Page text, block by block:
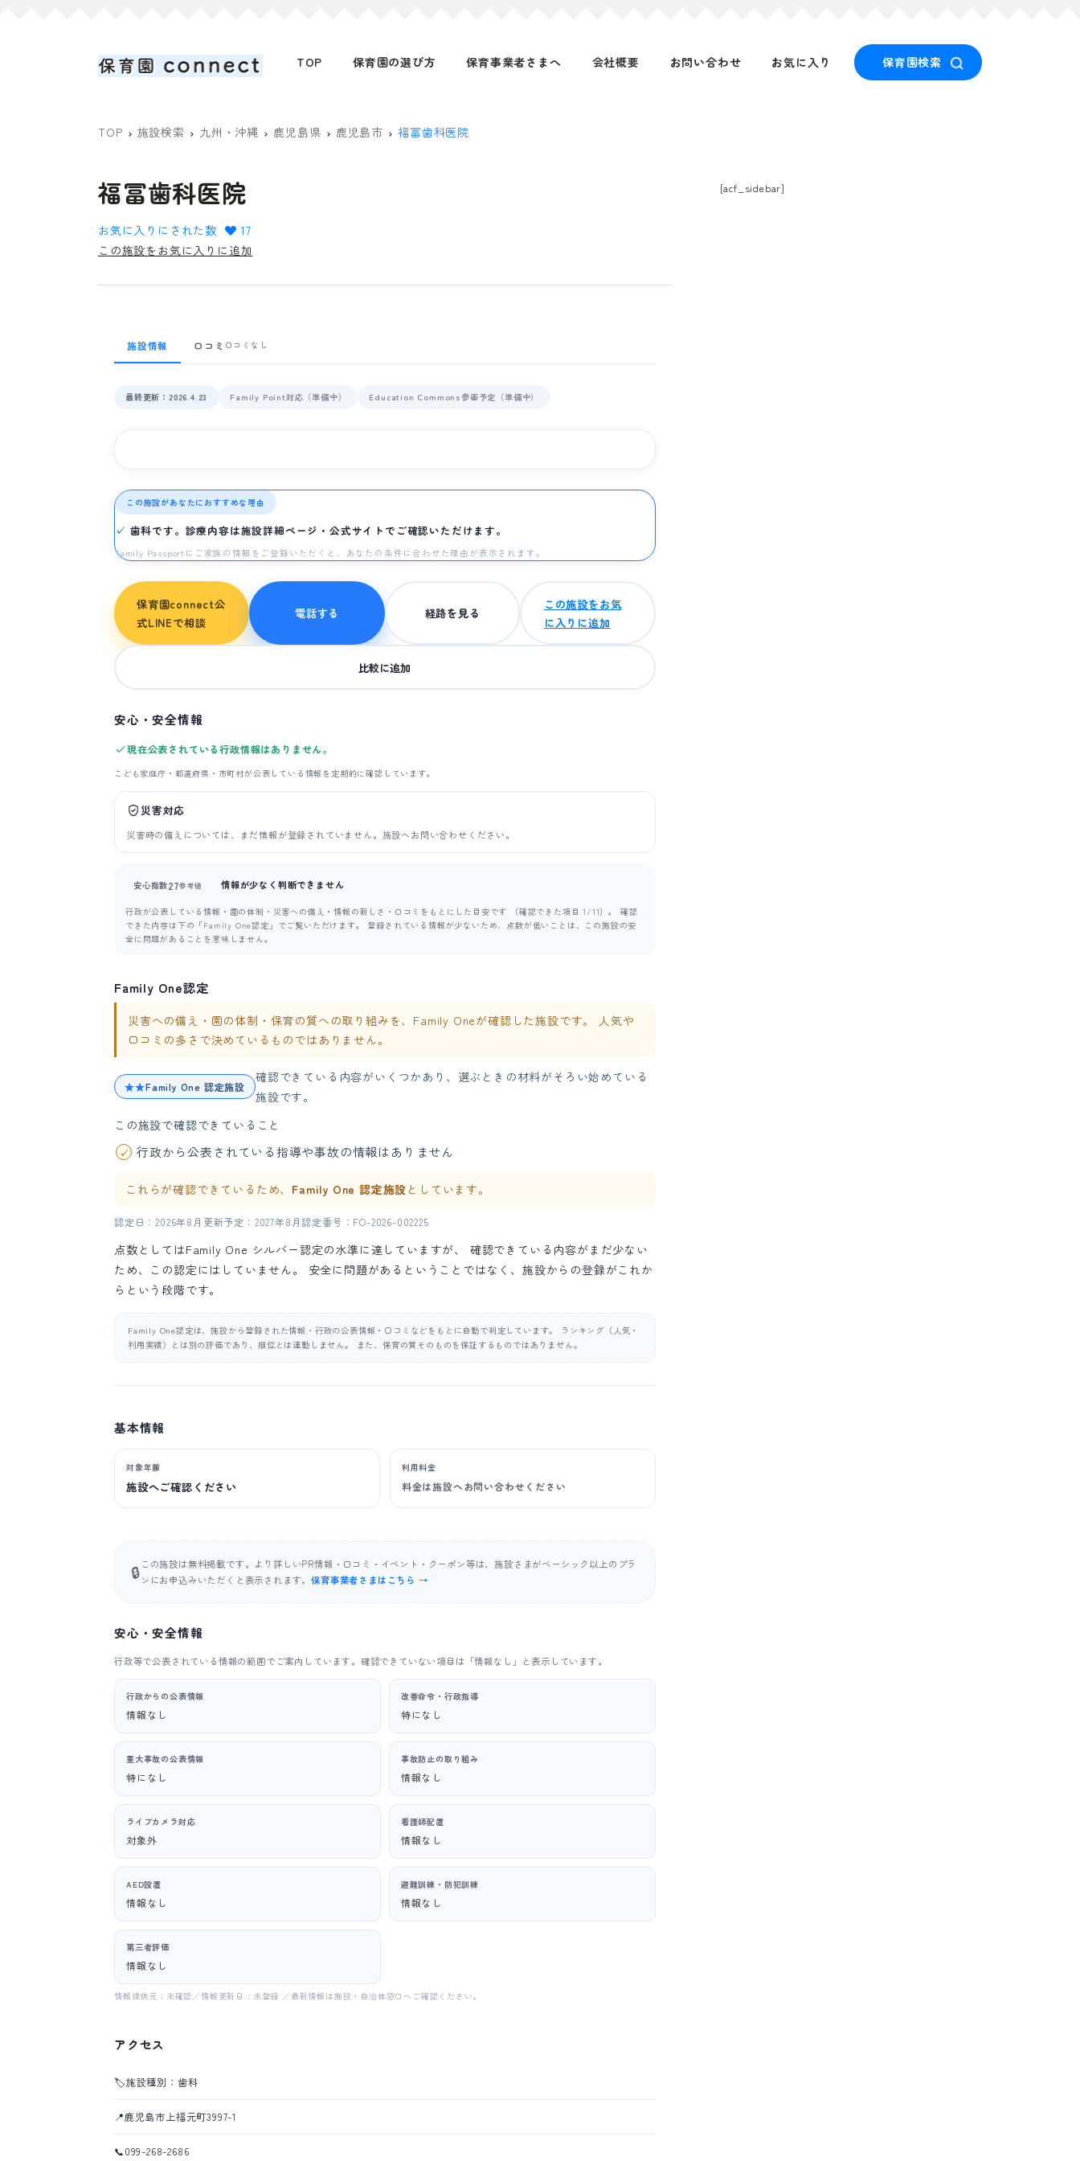
TOP 保育園の選び方 保育事業者さまへ 会社概要 お問い合わせ お気に入り 保育園検索
TOP 施設検索 九州・沖縄 鹿児島県 鹿児島市 福冨歯科医院
福冨歯科医院
お気に入りにされた数
17
この施設をお気に入りに追加
施設情報 口コミ 口コミなし
最終更新：2026.4.23 Family Point対応（準備中） Education Commons参画予定（準備中）
この施設があなたにおすすめな理由
歯科です。診療内容は施設詳細ページ・公式サイトでご確認いただけます。
Family Passportにご家族の情報をご登録いただくと、あなたの条件に合わせた理由が表示されます。
保育園connect公
式LINEで相談
電話する 経路を見る
この施設をお気
に入りに追加
比較に追加
安心・安全情報
現在公表されている行政情報はありません。
こども家庭庁・都道府県・市町村が公表している情報を定期的に確認しています。
災害対応
災害時の備えについては、まだ情報が登録されていません。施設へお問い合わせください。
安心指数27参考値 情報が少なく判断できません
行政が公表している情報・園の体制・災害への備え・情報の新しさ・口コミをもとにした目安です （確認できた項目 1/11）。 確認
できた内容は下の「Family One認定」でご覧いただけます。 登録されている情報が少ないため、点数が低いことは、この施設の安
全に問題があることを意味しません。
Family One認定
災害への備え・園の体制・保育の質への取り組みを、Family Oneが確認した施設です。 人気や
口コミの多さで決めているものではありません。
★★Family One 認定施設
確認できている内容がいくつかあり、選ぶときの材料がそろい始めている
施設です。
この施設で確認できていること
行政から公表されている指導や事故の情報はありません
これらが確認できているため、 Family One 認定施設 としています。
認定日：2026年8月 更新予定：2027年8月認定番号：FO-2026-002225
点数としてはFamily One シルバー認定の水準に達していますが、 確認できている内容がまだ少ない
ため、この認定にはしていません。 安全に問題があるということではなく、施設からの登録がこれか
らという段階です。
Family One認定は、施設から登録された情報・行政の公表情報・口コミなどをもとに自動で判定しています。 ランキング（人気・
利用実績）とは別の評価であり、順位とは連動しません。 また、保育の質そのものを保証するものではありません。
基本情報
対象年齢
施設へご確認ください
利用料金
料金は施設へお問い合わせください
🔒この施設は無料掲載です。より詳しいPR情報・口コミ・イベント・クーポン等は、施設さまがベーシック以上のプラ
ンにお申込みいただくと表示されます。保育事業者さまはこちら →
安心・安全情報
行政等で公表されている情報の範囲でご案内しています。確認できていない項目は「情報なし」と表示しています。
行政からの公表情報
情報なし
改善命令・行政指導
特になし
重大事故の公表情報
特になし
事故防止の取り組み
情報なし
ライブカメラ対応
対象外
看護師配置
情報なし
AED設置
情報なし
避難訓練・防犯訓練
情報なし
第三者評価
情報なし
情報提供元：未確認／情報更新日：未登録 ／最新情報は施設・自治体窓口へご確認ください。
アクセス
🏷️施設種別：歯科
📍鹿児島市上福元町3997-1
📞099-268-2686
[acf_sidebar]